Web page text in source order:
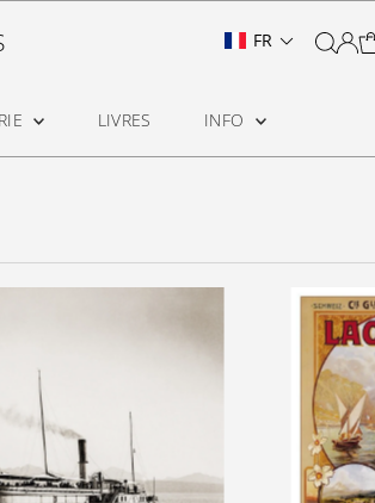
FR
LIVRES INFO